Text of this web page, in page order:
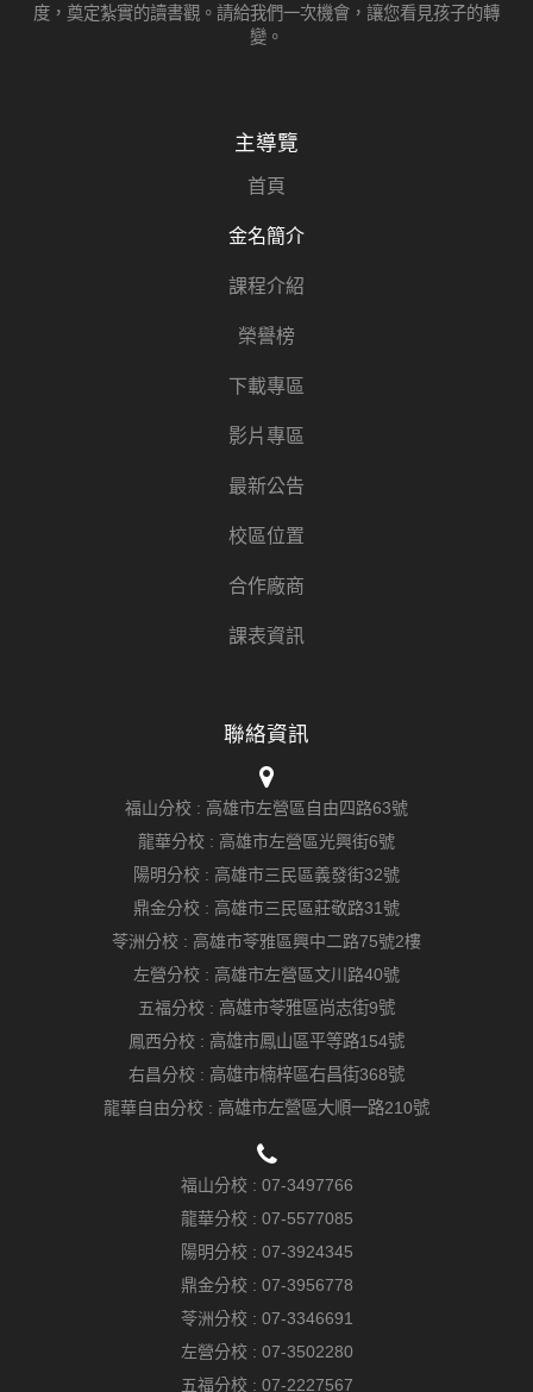
度，奠定紮實的讀書觀。請給我們一次機會，讓您看見孩子的轉
變。
主導覽
首頁
金名簡介
課程介紹
榮譽榜
下載專區
影片專區
最新公告
校區位置
合作廠商
課表資訊
聯絡資訊
福山分校 : 高雄市左營區自由四路63號
龍華分校 : 高雄市左營區光興街6號
陽明分校 : 高雄市三民區義發街32號
鼎金分校 : 高雄市三民區莊敬路31號
苓洲分校 : 高雄市苓雅區興中二路75號2樓
左營分校 : 高雄市左營區文川路40號
五福分校 : 高雄市苓雅區尚志街9號
鳳西分校 : 高雄市鳳山區平等路154號
右昌分校 : 高雄市楠梓區右昌街368號
龍華自由分校 : 高雄市左營區大順一路210號
福山分校 : 07-3497766
龍華分校 : 07-5577085
陽明分校 : 07-3924345
鼎金分校 : 07-3956778
苓洲分校 : 07-3346691
左營分校 : 07-3502280
五福分校 : 07-2227567